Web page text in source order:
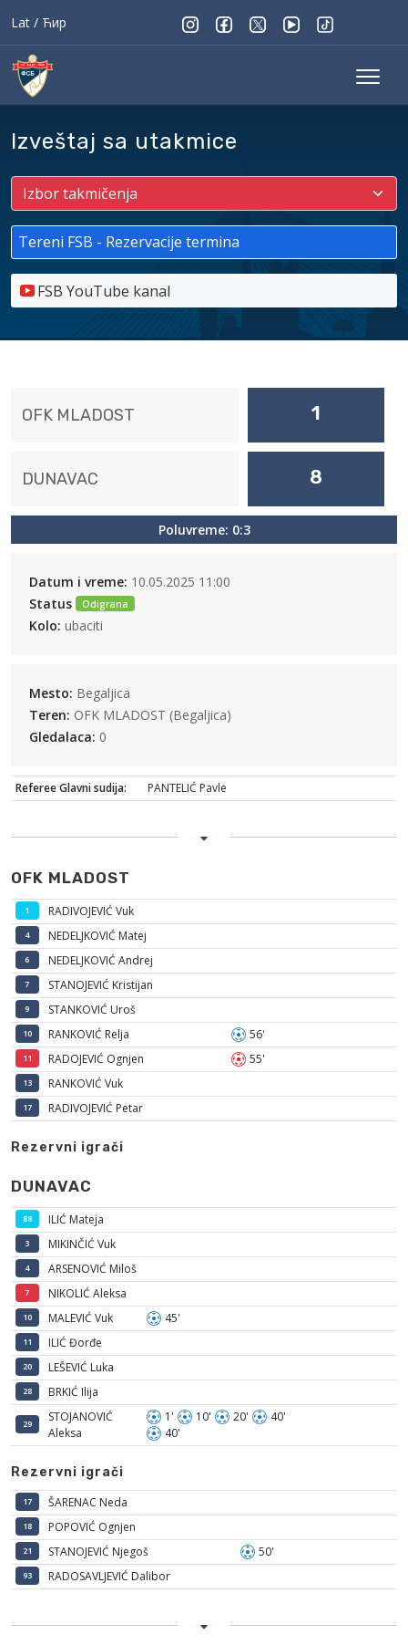
Lat / Ћир
Izveštaj sa utakmice
Tereni FSB - Rezervacije termina
FSB YouTube kanal
OFK MLADOST 1
DUNAVAC 8
Poluvreme: 0:3
Datum i vreme: 10.05.2025 11:00
Status
Odigrana
Kolo: ubaciti
Mesto: Begaljica
Teren: OFK MLADOST (Begaljica)
Gledalaca: 0
Referee Glavni sudija: PANTELIĆ Pavle
OFK MLADOST
1 RADIVOJEVIĆ Vuk
4 NEDELJKOVIĆ Matej
6 NEDELJKOVIĆ Andrej
7 STANOJEVIĆ Kristijan
9 STANKOVIĆ Uroš
10 RANKOVIĆ Relja 56'
11 RADOJEVIĆ Ognjen 55'
13 RANKOVIĆ Vuk
17 RADIVOJEVIĆ Petar
Rezervni igrači
DUNAVAC
88 ILIĆ Mateja
3 MIKINČIĆ Vuk
4 ARSENOVIĆ Miloš
7 NIKOLIĆ Aleksa
10 MALEVIĆ Vuk 45'
11 ILIĆ Đorđe
20 LEŠEVIĆ Luka
28 BRKIĆ Ilija
29
STOJANOVIĆ
Aleksa
1' 10' 20'
40'
40'
Rezervni igrači
17 ŠARENAC Neda
18 POPOVIĆ Ognjen
21 STANOJEVIĆ Njegoš 50'
93 RADOSAVLJEVIĆ Dalibor